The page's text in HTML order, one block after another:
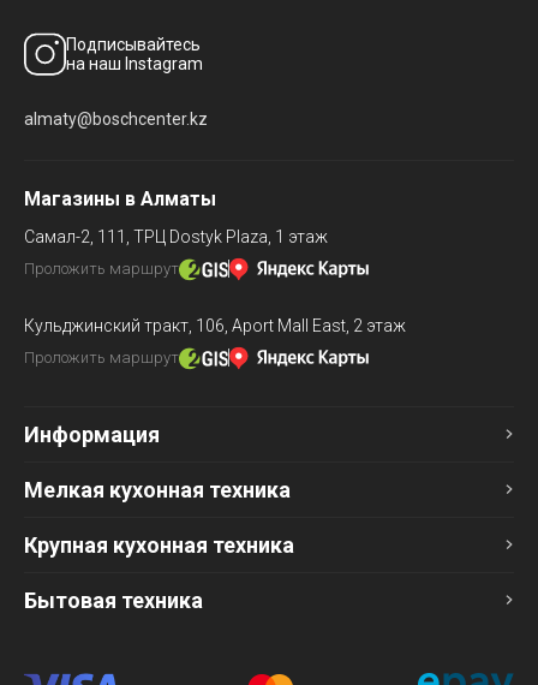
Подписывайтесь
на наш Instagram
almaty@boschcenter.kz
Магазины в Алматы
Самал-2, 111, ТРЦ Dostyk Plaza, 1 этаж
Проложить маршрут
Кульджинский тракт, 106, Aport Mall East, 2 этаж
Проложить маршрут
Информация
Мелкая кухонная техника
Крупная кухонная техника
Бытовая техника